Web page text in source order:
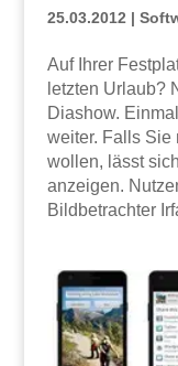
25.03.2012 |
Auf Ihrer
letzten Urlaub?
Diashow.
weiter. Falls Sie
wollen, lässt
anzeigen.
Bildbetrachter